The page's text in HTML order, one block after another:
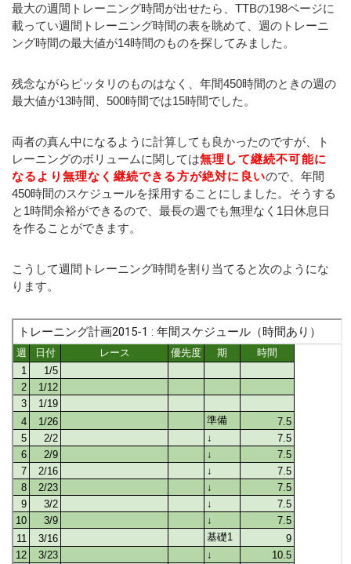
最大の週間トレーニング時間が出せたら、TTBの198ページに
載ってい週間トレーニング時間の表を眺めて、週のトレーニ
ング時間の最大値が14時間のものを探してみました。
残念ながらピッタリのものはなく、年間450時間のときの週の
最大値が13時間、500時間では15時間でした。
両者の真ん中になるように計算しても良かったのですが、ト
レーニングのボリュームに関しては無理して継続不可能に
なるより無理なく継続できる方が絶対に良いので、年間
450時間のスケジュールを採用することにしました。そうする
と1時間余裕ができるので、最長の週でも無理なく1日休息日
を作ることができます。
こうして週間トレーニング時間を割り当てると次のようにな
ります。